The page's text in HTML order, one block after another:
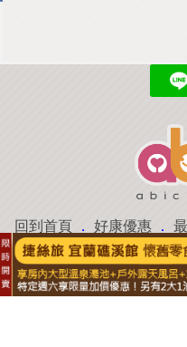
回到首頁 ． 好康優惠 ．
部落格微件．商家合作．
羿磊資訊